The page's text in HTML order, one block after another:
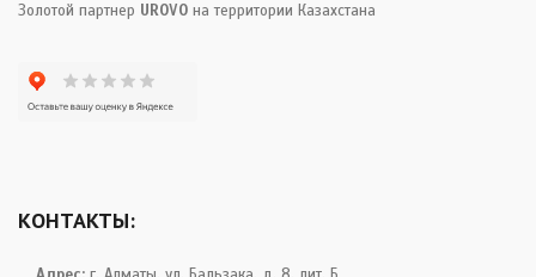
Золотой партнер UROVO на территории Казахстана
КОНТАКТЫ: